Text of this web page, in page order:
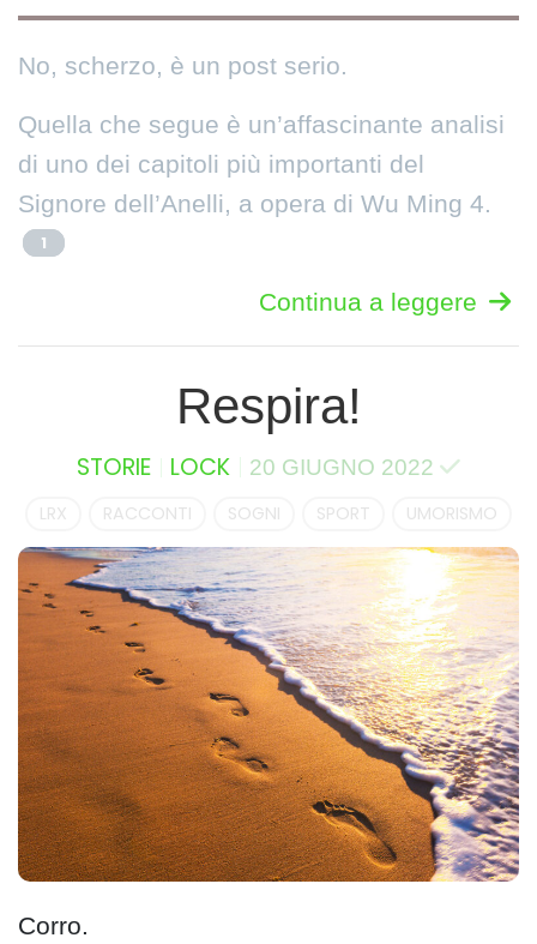
No, scherzo, è un post serio.
Quella che segue è un’affascinante analisi
di uno dei capitoli più importanti del
Signore dell’Anelli, a opera di Wu Ming 4.
1
Continua a leggere
Respira!
STORIE LOCK 20 GIUGNO 2022
LRX RACCONTI SOGNI SPORT UMORISMO
Corro.